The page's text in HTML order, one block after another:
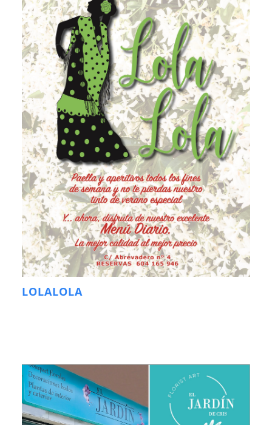
LOLALOLA